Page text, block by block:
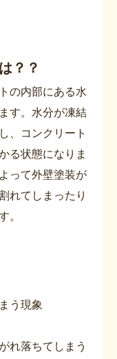
？？
の内部にある水
す。水分が凍結
、コンクリート
る状態になりま
って外壁塗装が
れてしまったり
。
う現象
れ落ちてしまう